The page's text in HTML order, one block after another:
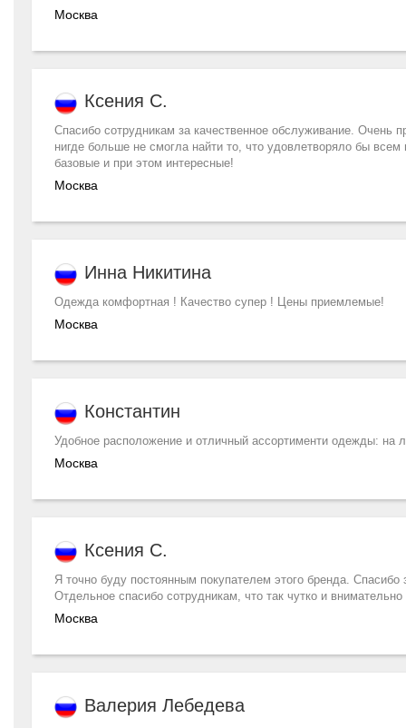
Москва
Ксения С.
Спасибо сотрудникам за качественное обслуживание. Очень
нигде больше не смогла найти то, что удовлетворяло бы
базовые и при этом интересные!
Москва
Инна Никитина
Одежда комфортная ! Качество супер ! Цены приемлемые!
Москва
Константин
Удобное расположение и отличный ассортименти одежды:
Москва
Ксения С.
Я точно буду постоянным покупателем этого бренда.
Отдельное спасибо сотрудникам, что так чутко и
Москва
Валерия Лебедева